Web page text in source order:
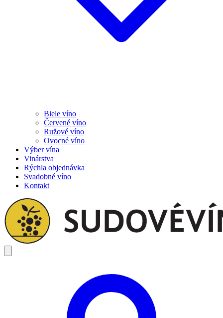
Biele víno
Červené víno
Ružové víno
Ovocné víno
Výber vína
Vinárstva
Rýchla objednávka
Svadobné víno
Kontakt